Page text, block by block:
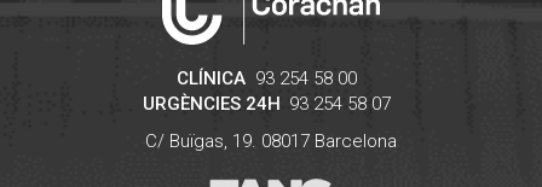
CLÍNICA 93 254 58 00
URGÈNCIES 24H 93 254 58 07
C/ Buïgas, 19. 08017 Barcelona